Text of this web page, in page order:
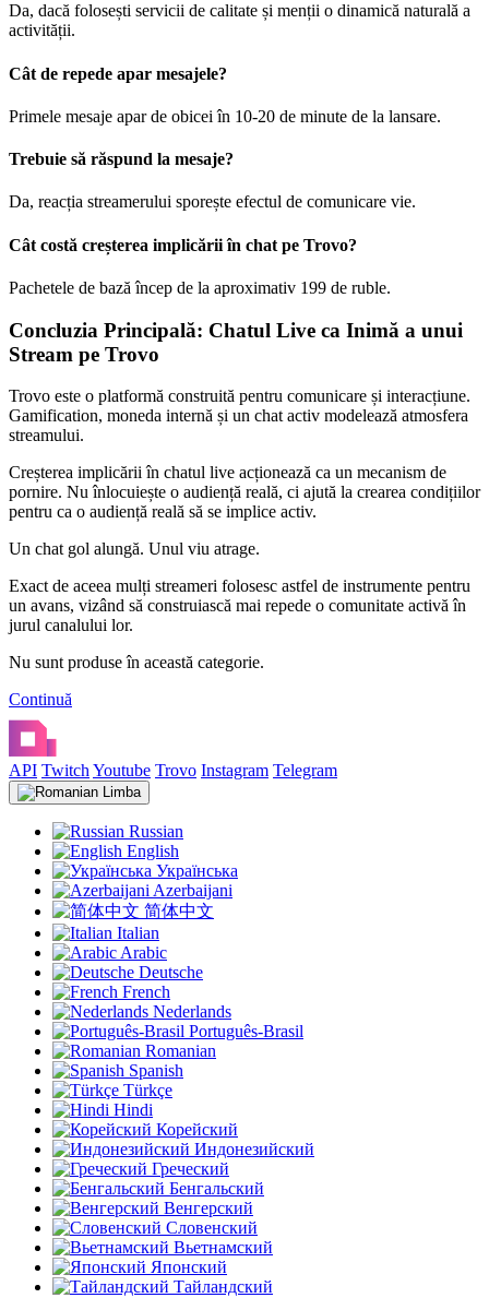
Da, dacă folosești servicii de calitate și menții o dinamică naturală a
activității.
Cât de repede apar mesajele?
Primele mesaje apar de obicei în 10-20 de minute de la lansare.
Trebuie să răspund la mesaje?
Da, reacția streamerului sporește efectul de comunicare vie.
Cât costă creșterea implicării în chat pe Trovo?
Pachetele de bază încep de la aproximativ 199 de ruble.
Concluzia Principală: Chatul Live ca Inimă a unui
Stream pe Trovo
Trovo este o platformă construită pentru comunicare și interacțiune.
Gamification, moneda internă și un chat activ modelează atmosfera
streamului.
Creșterea implicării în chatul live acționează ca un mecanism de
pornire. Nu înlocuiește o audiență reală, ci ajută la crearea condițiilor
pentru ca o audiență reală să se implice activ.
Un chat gol alungă. Unul viu atrage.
Exact de aceea mulți streameri folosesc astfel de instrumente pentru
un avans, vizând să construiască mai repede o comunitate activă în
jurul canalului lor.
Nu sunt produse în această categorie.
Continuă
API Twitch Youtube Trovo Instagram Telegram
Limba
Russian
English
Українська
Azerbaijani
简体中文
Italian
Arabic
Deutsche
French
Nederlands
Português-Brasil
Romanian
Spanish
Türkçe
Hindi
Корейский
Индонезийский
Греческий
Бенгальский
Венгерский
Словенский
Вьетнамский
Японский
Тайландский